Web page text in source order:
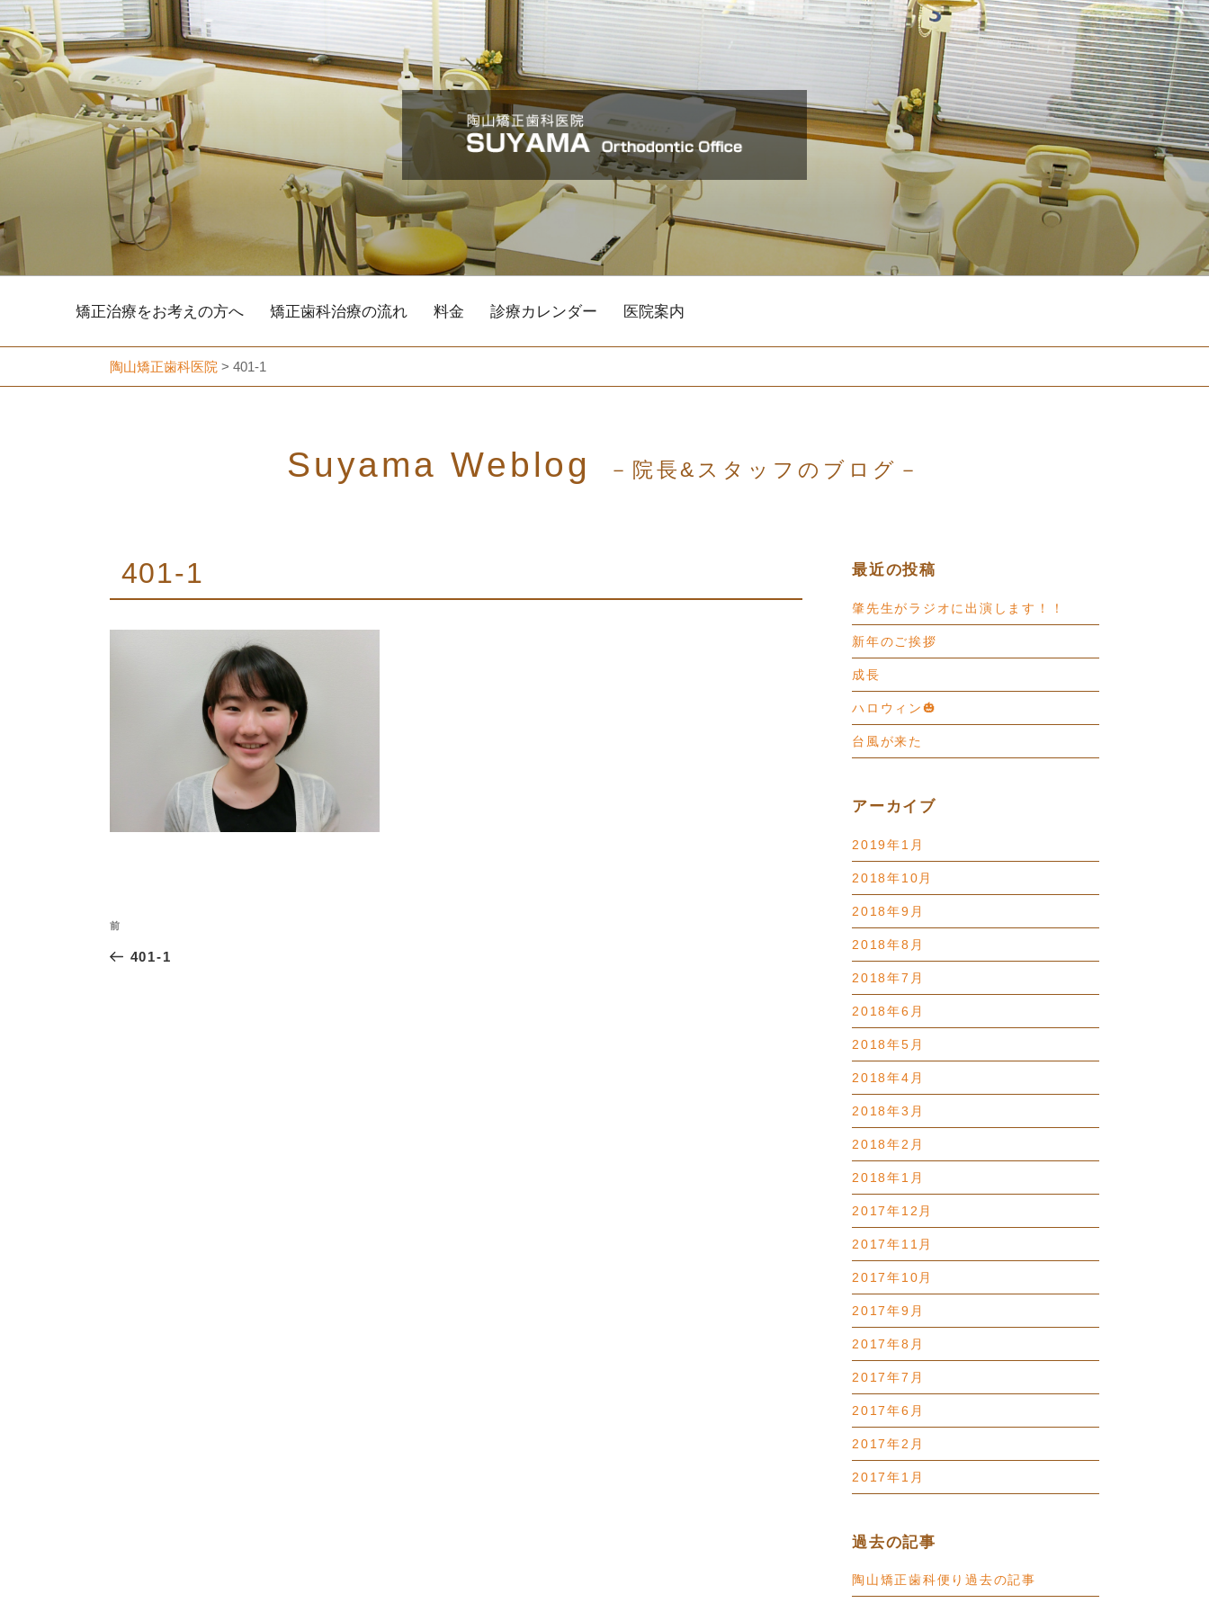
コ
ン
テ
ン
ツ
へ
ス
プ
矯正治療をお考えの方へ 矯正歯科治療の流れ 料金 診療カレンダー 医院案内
陶山矯正歯科医院 > 401-1
Suyama Weblog －院長&スタッフのブログ－
401-1
投
稿
過
去
前
401-1
最近の投稿
肇先生がラジオに出演します！！
新年のご挨拶
成長
ハロウィン🎃
台風が来た
アーカイブ
2019年1月
2018年10月
2018年9月
2018年8月
2018年7月
2018年6月
2018年5月
2018年4月
2018年3月
2018年2月
2018年1月
2017年12月
2017年11月
2017年10月
2017年9月
2017年8月
2017年7月
2017年6月
2017年2月
2017年1月
過去の記事
陶山矯正歯科便り過去の記事